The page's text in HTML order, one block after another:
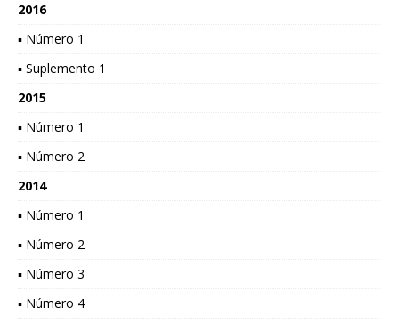
2016
▪ Número 1
▪ Suplemento 1
2015
▪ Número 1
▪ Número 2
2014
▪ Número 1
▪ Número 2
▪ Número 3
▪ Número 4